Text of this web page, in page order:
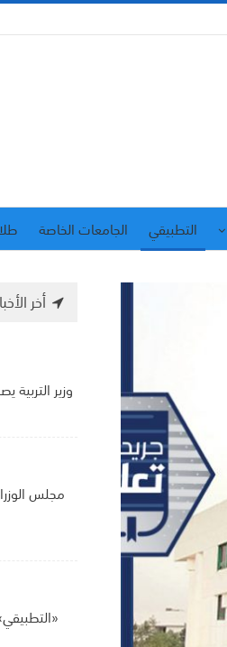
التطبيقي الجامعات الخاصة
أخر
وزير التربية
مجلس